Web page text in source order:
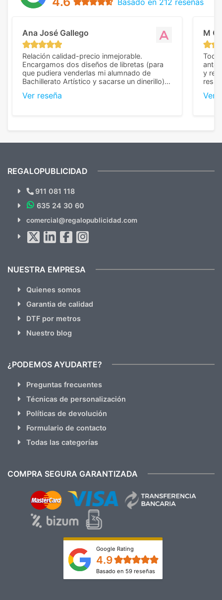
Ana José Gallego
Relación calidad-precio inmejorable.
Encargamos dos diseños de libretas (para
que pudiera venderlas mi alumnado de
Bachillerato Artístico y sacarse un dinerillo) y
diferencia, con libretas de muy buena calidad
Ver reseña
M C
Todo
y
Ver
¿Quieres ver nuestras últimas
Novedades y Ofertas?
hacemos Spam)
REGALOPUBLICIDAD
911 081 118
635 24 30 60
comercial@regalopublicidad.com
NUESTRA EMPRESA
Quienes somos
Garantia de calidad
DTF por metros
Nuestro blog
¿PODEMOS AYUDARTE?
Preguntas frecuentes
Técnicas de personalización
Políticas de devolución
Formulario de contacto
Todas las categorías
COMPRA SEGURA GARANTIZADA
Google Rating
4.9
Basado en 59 reseñas